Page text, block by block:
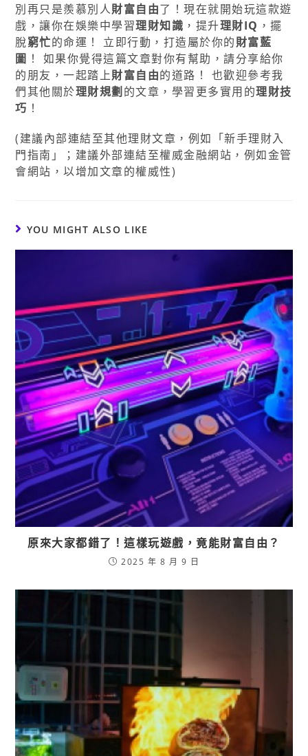
別再只是羨慕別人財富自由了！現在就開始玩這款遊
戲，讓你在娛樂中學習理財知識 ，提升理財IQ ，擺
脫窮忙的命運！ 立即行動，打造屬於你的財富藍
圖 ！ 如果你覺得這篇文章對你有幫助，請分享給你
的朋友，一起踏上財富自由的道路！ 也歡迎參考我
們其他關於理財規劃的文章，學習更多實用的理財技
巧 ！
(建議內部連結至其他理財文章，例如「新手理財入
門指南」；建議外部連結至權威金融網站，例如金管
會網站，以增加文章的權威性)
YOU MIGHT ALSO LIKE
原來大家都錯了！這樣玩遊戲，竟能財富自由？
2025 年 8 月 9 日